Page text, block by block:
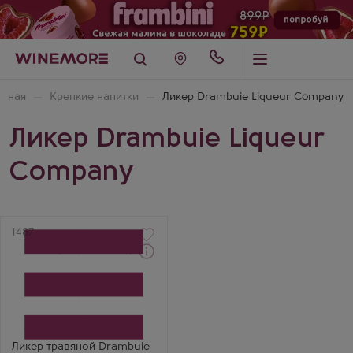
Крепкие напитки Ликер Drambuie Liqueur Company
Ликер Drambuie Liqueur
Company
Артикул
1487
Ликер травяной Drambuie
Производитель
Drambuie